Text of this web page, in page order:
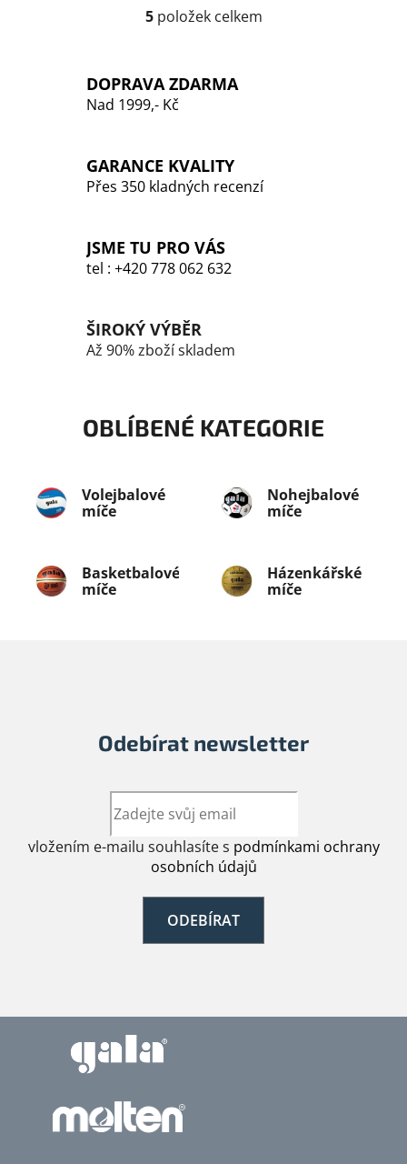
O
á
í
p
k
y
i
5položek celkem
DOPRAVA ZDARMA
Nad 1999,- Kč
GARANCE KVALITY
Přes 350 kladných recenzí
JSME TU PRO VÁS
tel : +420 778 062 632
ŠIROKÝ VÝBĚR
Až 90% zboží skladem
OBLÍBENÉ KATEGORIE
Volejbalové
míče
Nohejbalové
míče
Basketbalové
míče
Házenkářské
míče
Odebírat newsletter
vložením e-mailu souhlasíte s podmínkami ochrany
osobních údajů
ODEBÍRAT